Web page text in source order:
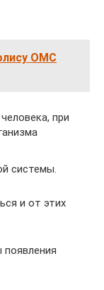
ОМС
при
системы.
и от этих